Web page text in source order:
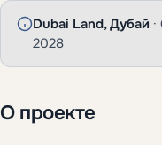
Dubai Land, Дубай
2028
О проекте